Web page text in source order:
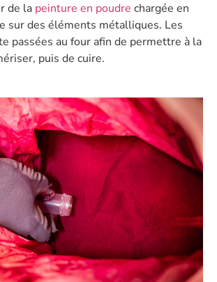
de la peinture en poudre chargée en
sur des éléments métalliques. Les
passées au four afin de permettre à la
puis de cuire.